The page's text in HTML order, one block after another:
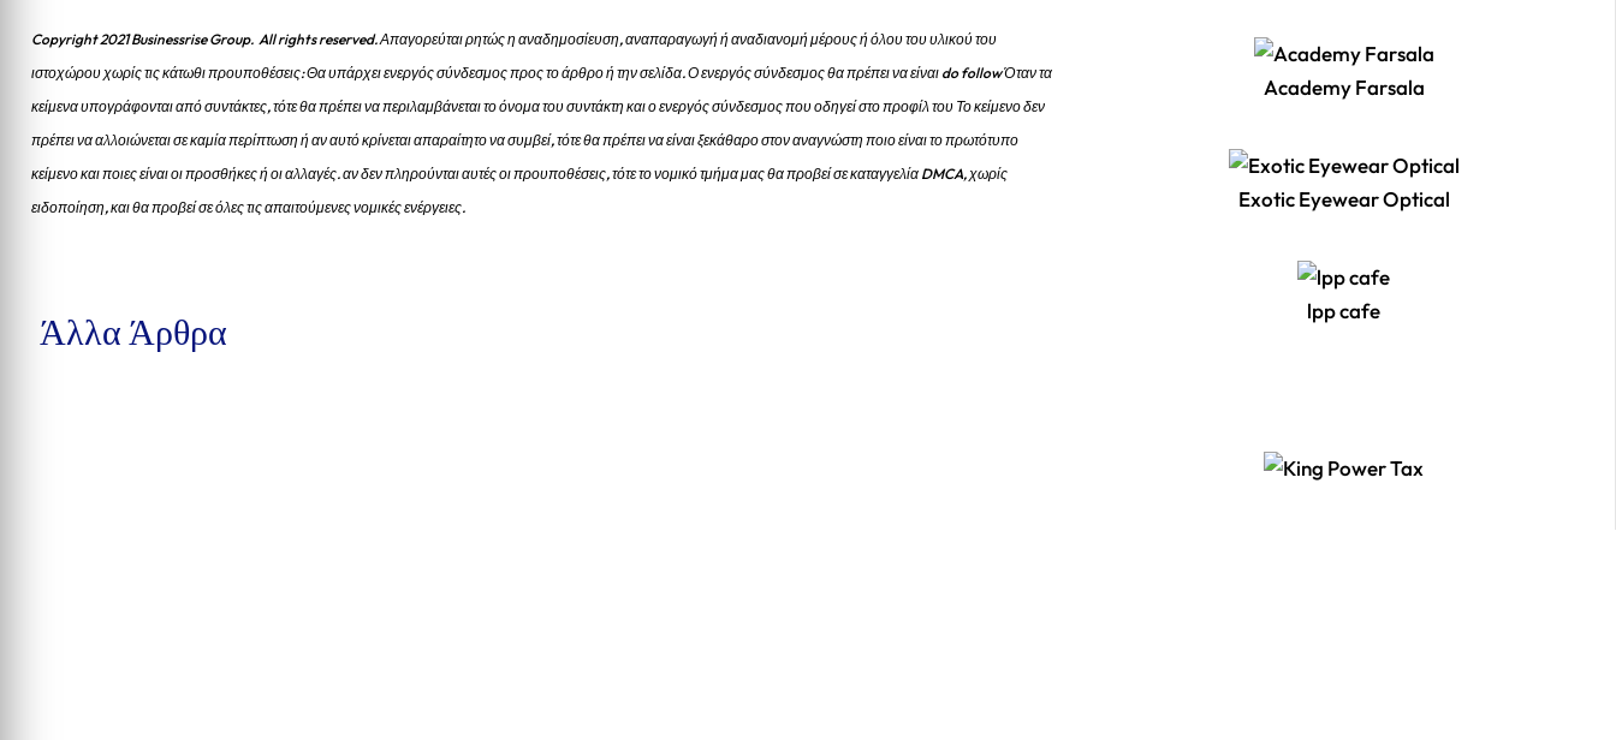
Copyright 2021 Businessrise Group. All rights reserved. Απαγορεύται ρητώς η αναδημοσίευση, αναπαραγωγή ή αναδιανομή μέρους ή όλου του υλικού του
ιστοχώρου χωρίς τις κάτωθι προυποθέσεις: Θα υπάρχει ενεργός σύνδεσμος προς το άρθρο ή την σελίδα.Ο ενεργός σύνδεσμος θα πρέπει να είναι do follow Όταν τα
κείμενα υπογράφονται από συντάκτες, τότε θα πρέπει να περιλαμβάνεται το όνομα του συντάκτη και ο ενεργός σύνδεσμος που οδηγεί στο προφίλ του Το κείμενο δεν
πρέπει να αλλοιώνεται σε καμία περίπτωση ή αν αυτό κρίνεται απαραίτητο να συμβεί, τότε θα πρέπει να είναι ξεκάθαρο στον αναγνώστη ποιο είναι το πρωτότυπο
κείμενο και ποιες είναι οι προσθήκες ή οι αλλαγές. αν δεν πληρούνται αυτές οι προυποθέσεις, τότε το νομικό τμήμα μας θα προβεί σε καταγγελία DMCA, χωρίς
ειδοποίηση, και θα προβεί σε όλες τις απαιτούμενες νομικές ενέργειες.
Άλλα Άρθρα
Academy Farsala
Exotic Eyewear Optical
lpp cafe